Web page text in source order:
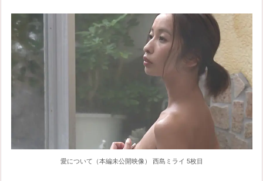
愛について（本編未公開映像） 西島ミライ 5枚目